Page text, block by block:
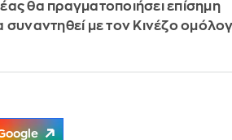
θα πραγματοποιήσει επίσημη
συναντηθεί με τον Κινέζο